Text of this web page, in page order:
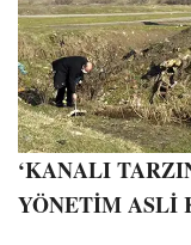
‘KANALI
YÖNETİM ASLİ